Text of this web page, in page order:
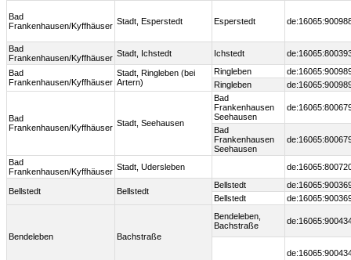
Bad
Frankenhausen/Kyffhäuser Stadt, Esperstedt Esperstedt
Bad
Frankenhausen/Kyffhäuser Stadt, Ichstedt Ichstedt
Bad
Frankenhausen/Kyffhäuser
Stadt, Ringleben (bei
Artern)
Ringleben
Ringleben
Bad
Frankenhausen/Kyffhäuser Stadt, Seehausen
Bad
Frankenhausen
Seehausen
Bad
Frankenhausen
Seehausen
Bad
Frankenhausen/Kyffhäuser Stadt, Udersleben
Bellstedt Bellstedt
Bellstedt
Bellstedt
Bendeleben Bachstraße
Bendeleben,
Bachstraße